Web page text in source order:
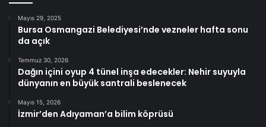
Mayıs 29, 2025
Bursa Osmangazi Belediyesi’nde vezneler hafta sonu
da açık
Temmuz 30, 2026
Dağın içini oyup 4 tünel inşa edecekler: Nehir suyuyla
dünyanın en büyük santrali beslenecek
Mayıs 15, 2026
İzmir’den Adıyaman’a bilim köprüsü